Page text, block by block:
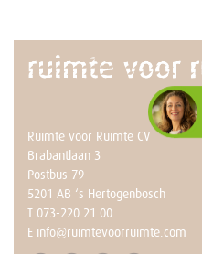
Ruimte voor Ruimte CV
Brabantlaan 3
Postbus 79
5201 AB ‘s Hertogenbosch
073-220 21 00
E info@ruimtevoorruimte.com